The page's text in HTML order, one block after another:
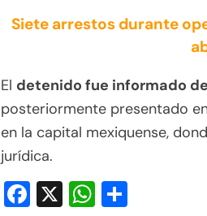
Siete arrestos durante
El detenido fue informado
posteriormente presentado
en la capital mexiquense,
jurídica.
Facebook
X WhatsApp